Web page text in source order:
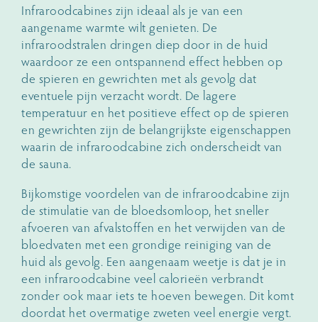
Infraroodcabines zijn ideaal als je van een
aangename warmte wilt genieten. De
infraroodstralen dringen diep door in de huid
waardoor ze een ontspannend effect hebben op
de spieren en gewrichten met als gevolg dat
eventuele pijn verzacht wordt. De lagere
temperatuur en het positieve effect op de spieren
en gewrichten zijn de belangrijkste eigenschappen
waarin de infraroodcabine zich onderscheidt van
de sauna.
Bijkomstige voordelen van de infraroodcabine zijn
de stimulatie van de bloedsomloop, het sneller
afvoeren van afvalstoffen en het verwijden van de
bloedvaten met een grondige reiniging van de
huid als gevolg. Een aangenaam weetje is dat je in
een infraroodcabine veel calorieën verbrandt
zonder ook maar iets te hoeven bewegen. Dit komt
doordat het overmatige zweten veel energie vergt.